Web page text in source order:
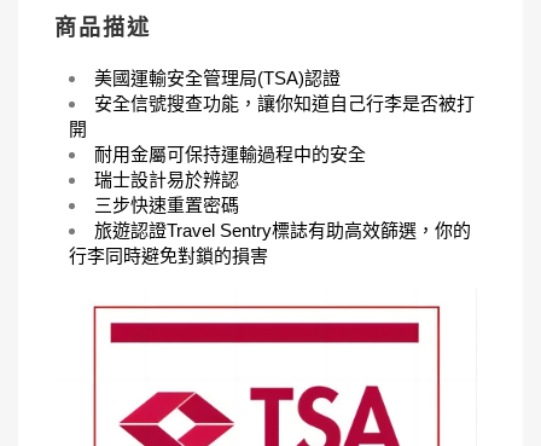
商品描述
美國運輸安全管理局(TSA)認證
安全信號搜查功能，讓你知道自己行李是否被打
開
耐用金屬可保持運輸過程中的安全
瑞士設計易於辨認
三步快速重置密碼
旅遊認證Travel Sentry標誌有助高效篩選，你的
行李同時避免對鎖的損害